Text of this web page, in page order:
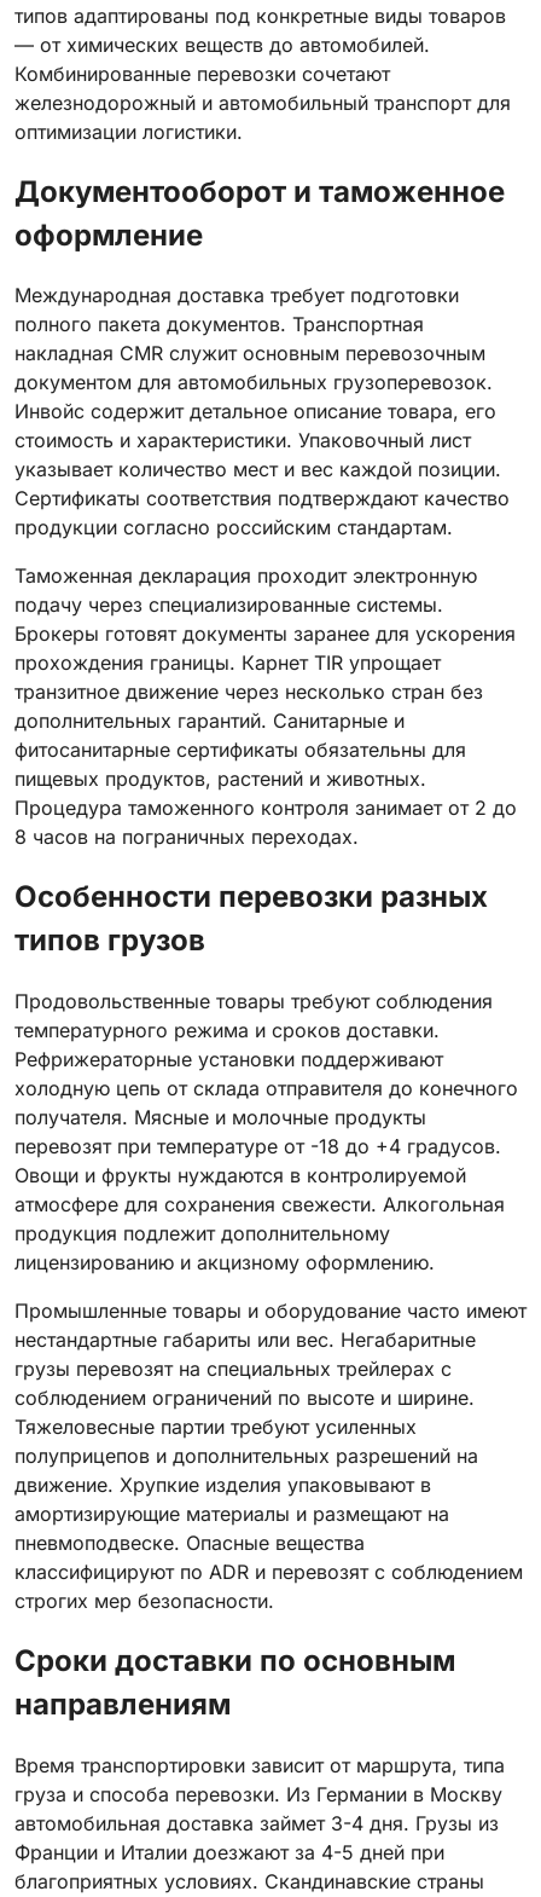
типов адаптированы под конкретные виды товаров
— от химических веществ до автомобилей.
Комбинированные перевозки сочетают
железнодорожный и автомобильный транспорт для
оптимизации логистики.
Документооборот и таможенное
оформление
Международная доставка требует подготовки
полного пакета документов. Транспортная
накладная CMR служит основным перевозочным
документом для автомобильных грузоперевозок.
Инвойс содержит детальное описание товара, его
стоимость и характеристики. Упаковочный лист
указывает количество мест и вес каждой позиции.
Сертификаты соответствия подтверждают качество
продукции согласно российским стандартам.
Таможенная декларация проходит электронную
подачу через специализированные системы.
Брокеры готовят документы заранее для ускорения
прохождения границы. Карнет TIR упрощает
транзитное движение через несколько стран без
дополнительных гарантий. Санитарные и
фитосанитарные сертификаты обязательны для
пищевых продуктов, растений и животных.
Процедура таможенного контроля занимает от 2 до
8 часов на пограничных переходах.
Особенности перевозки разных
типов грузов
Продовольственные товары требуют соблюдения
температурного режима и сроков доставки.
Рефрижераторные установки поддерживают
холодную цепь от склада отправителя до конечного
получателя. Мясные и молочные продукты
перевозят при температуре от -18 до +4 градусов.
Овощи и фрукты нуждаются в контролируемой
атмосфере для сохранения свежести. Алкогольная
продукция подлежит дополнительному
лицензированию и акцизному оформлению.
Промышленные товары и оборудование часто имеют
нестандартные габариты или вес. Негабаритные
грузы перевозят на специальных трейлерах с
соблюдением ограничений по высоте и ширине.
Тяжеловесные партии требуют усиленных
полуприцепов и дополнительных разрешений на
движение. Хрупкие изделия упаковывают в
амортизирующие материалы и размещают на
пневмоподвеске. Опасные вещества
классифицируют по ADR и перевозят с соблюдением
строгих мер безопасности.
Сроки доставки по основным
направлениям
Время транспортировки зависит от маршрута, типа
груза и способа перевозки. Из Германии в Москву
автомобильная доставка займет 3-4 дня. Грузы из
Франции и Италии доезжают за 4-5 дней при
благоприятных условиях. Скандинавские страны